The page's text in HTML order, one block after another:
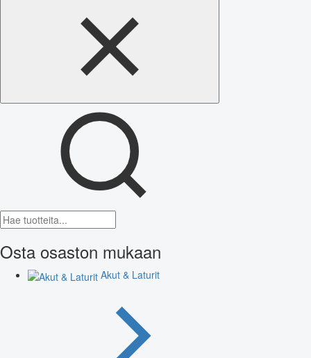
Osta osaston mukaan
Akut & Laturit